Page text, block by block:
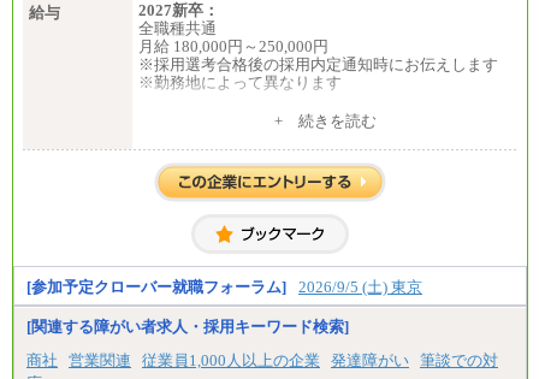
給与
2027新卒：
全職種共通
月給 180,000円～250,000円
※採用選考合格後の採用内定通知時にお伝えします
※勤務地によって異なります
月給 200,000円～250,000円
入社時の処遇は経験・能力を考慮の上、当社規程に
より決定します。
お伝えします。
+ 続きを読む
[参加予定クローバー就職フォーラム] 2026/9/5 (土) 東京
[関連する障がい者求人・採用キーワード検索]
商社
営業関連 従業員1,000人以上の企業 発達障がい 筆談での対